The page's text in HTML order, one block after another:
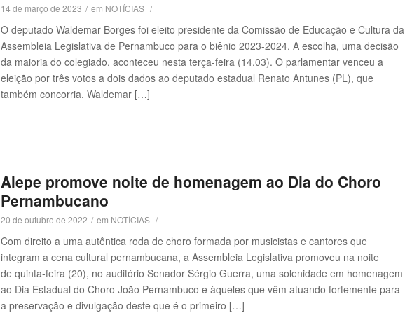
14 de março de 2023 / em NOTÍCIAS /
O deputado Waldemar Borges foi eleito presidente da Comissão de Educação e Cultura da
Assembleia Legislativa de Pernambuco para o biênio 2023-2024. A escolha, uma decisão
da maioria do colegiado, aconteceu nesta terça-feira (14.03). O parlamentar venceu a
eleição por três votos a dois dados ao deputado estadual Renato Antunes (PL), que
também concorria. Waldemar […]
Alepe promove noite de homenagem ao Dia do Choro
Pernambucano
20 de outubro de 2022 / em NOTÍCIAS /
Com direito a uma autêntica roda de choro formada por musicistas e cantores que
integram a cena cultural pernambucana, a Assembleia Legislativa promoveu na noite
de quinta-feira (20), no auditório Senador Sérgio Guerra, uma solenidade em homenagem
ao Dia Estadual do Choro João Pernambuco e àqueles que vêm atuando fortemente para
a preservação e divulgação deste que é o primeiro […]